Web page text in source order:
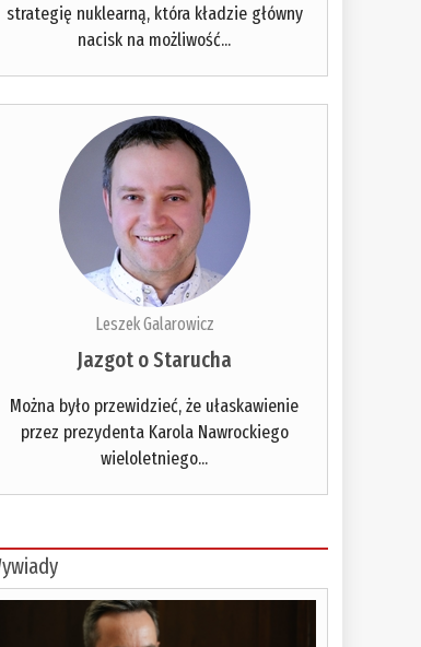
strategię nuklearną, która kładzie główny
nacisk na możliwość...
Leszek Galarowicz
Jazgot o Starucha
Można było przewidzieć, że ułaskawienie
przez prezydenta Karola Nawrockiego
wieloletniego...